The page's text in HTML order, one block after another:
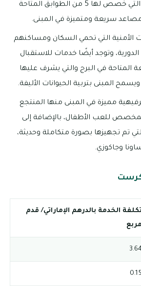
مواقف السيارات التي خُصص لها 5 من الطوابق المتاحة
سريعة ومتميزة في المبنى.
الأمنية التي تحمي السكان ومساكنهم
وتوجد أيضًا خدمات للاستقبال
المتاحة في البرج والتي يشرف عليها
المبنى بتربية الحيوانات الأليفة.
مميزة في المبنى منها المنتجع
للعب الأطفال، بالإضافة إلى
تم تجهيزها بصورة متكاملة وحديثة،
وجاكوزي.
كرست
تكلفة الخدمة بالدرهم الإماراتي/ قدم
مربع
0.15